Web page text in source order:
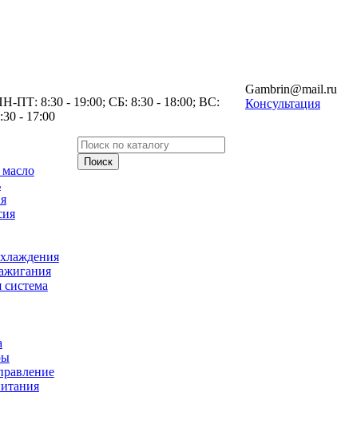
ПТ: 8:30 - 19:00; СБ: 8:30 - 18:00; ВС:
- 17:00
Gambrin@mail.ru
Консультация
система